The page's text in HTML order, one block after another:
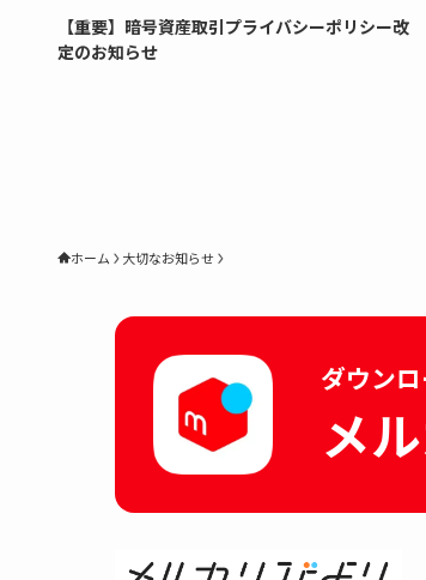
【重要】暗号資産取引プライバシーポリシー改
定のお知らせ
ホーム 大切なお知らせ
ダウン
メ